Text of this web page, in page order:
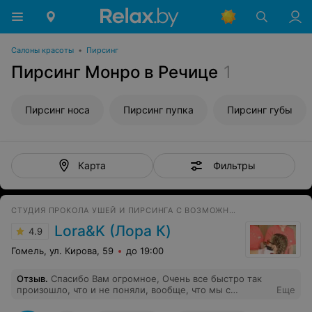
Салоны красоты • Пирсинг
Пирсинг Монро в Речице 1
Пирсинг носа Пирсинг пупка Пирсинг губы
Карта Фильтры
СТУДИЯ ПРОКОЛА УШЕЙ И ПИРСИНГА С ВОЗМОЖНОСТЬЮ ВЫЕЗДА НА ДОМ
4.9 Lora&K (Лора К)
Гомель, ул. Кирова, 59 до 19:00
Отзыв. Спасибо Вам огромное, Очень все быстро так
произошло, что и не поняли, вообще, что мы с
Еще